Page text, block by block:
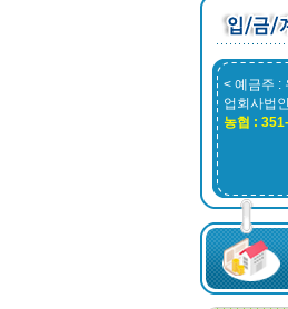
< 예금주 :
업회사법
농협 :